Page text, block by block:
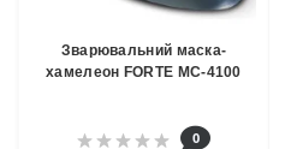
Зварювальний маска-
хамелеон FORTE МС-4100
0